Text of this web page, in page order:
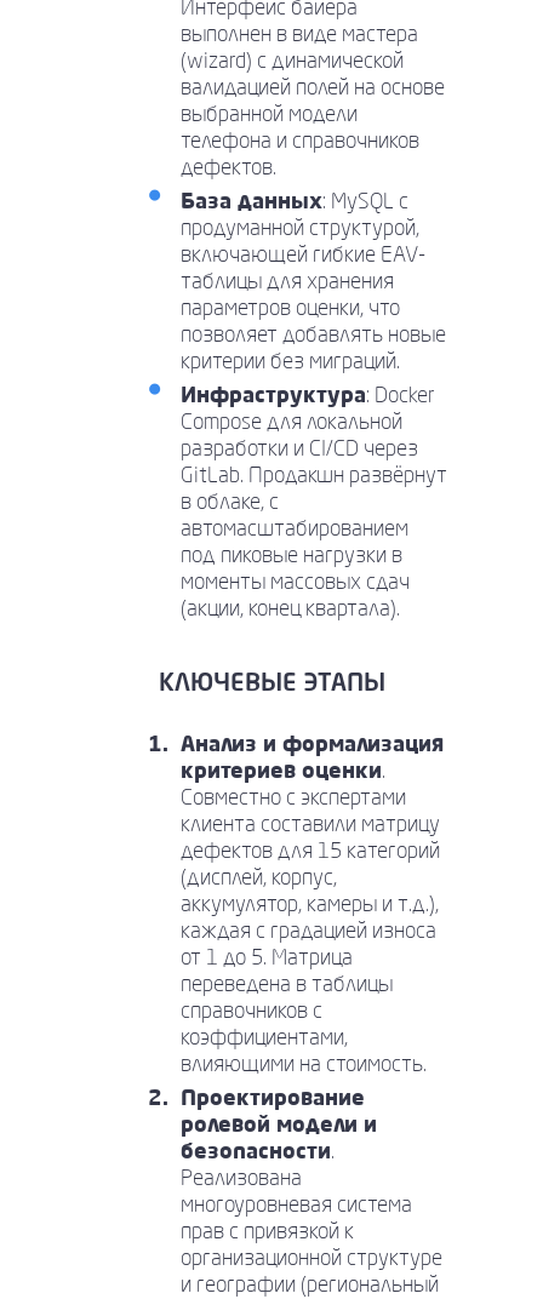
Интерфейс байера
выполнен в виде мастера
(wizard) с динамической
валидацией полей на основе
выбранной модели
телефона и справочников
дефектов.
База данных: MySQL с
продуманной структурой,
включающей гибкие EAV-
таблицы для хранения
параметров оценки, что
позволяет добавлять новые
критерии без миграций.
Инфраструктура: Docker
Compose для локальной
разработки и CI/CD через
GitLab. Продакшн развёрнут
в облаке, с
автомасштабированием
под пиковые нагрузки в
моменты массовых сдач
(акции, конец квартала).
КЛЮЧЕВЫЕ ЭТАПЫ
Анализ и формализация
критериев оценки.
Совместно с экспертами
клиента составили матрицу
дефектов для 15 категорий
(дисплей, корпус,
аккумулятор, камеры и т.д.),
каждая с градацией износа
от 1 до 5. Матрица
переведена в таблицы
справочников с
коэффициентами,
влияющими на стоимость.
Проектирование
ролевой модели и
безопасности.
Реализована
многоуровневая система
прав с привязкой к
организационной структуре
и географии (региональный